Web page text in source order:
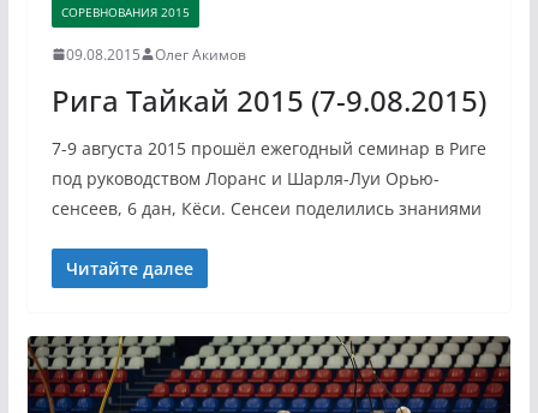
СОРЕВНОВАНИЯ 2015
09.08.2015 Олег Акимов
Рига Тайкай 2015 (7-9.08.2015)
7-9 августа 2015 прошёл ежегодный семинар в Риге
под руководством Лоранс и Шарля-Луи Орью-
сенсеев, 6 дан, Кёси. Сенсеи поделились знаниями
Читайте далее